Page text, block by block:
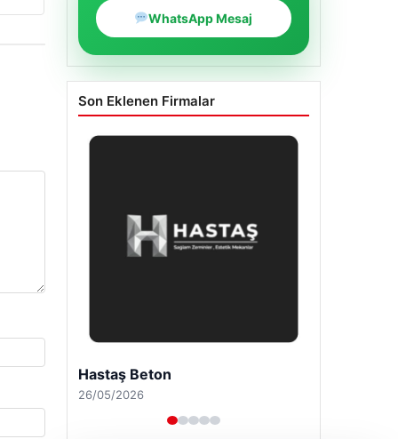
WhatsApp Mesaj
Son Eklenen Firmalar
Enes Kaplan Avukatlık Bürosu
28/04/2026